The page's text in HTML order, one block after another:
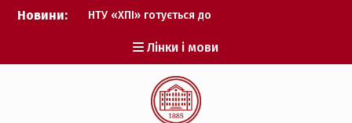
Перейти
Новини:
НТУ «ХПІ» готується до
Музичні таланти ХПІ
запрошуються на
Всеукраїнський
фестиваль «Червона
рута – 2027»
Лінки і мови